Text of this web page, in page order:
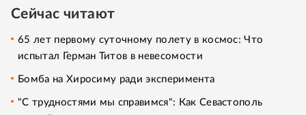
Сейчас читают
65 лет первому суточному полету в космос: Что
испытал Герман Титов в невесомости
Бомба на Хиросиму ради эксперимента
"С трудностями мы справимся": Как Севастополь